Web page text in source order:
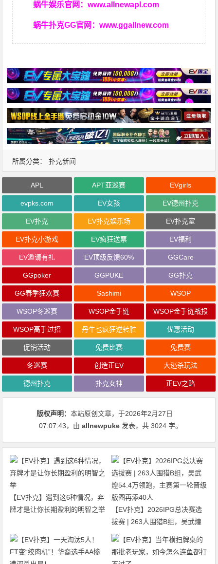
蜗牛娱乐官网：www.allnewapl.com
蜗牛扑克GG官网：www.ggallnew.com
所属分类： 扑克新闻
APL APT亚巡赛 EVgirls
evpks.com EV女孩 EV德州扑克
EV扑克 EV扑克娱乐场 EV扑克室
EV扑克小游戏 EV疯狂送票 EV福利
EV邀请有礼 EV顶级反馈60% GGCare
GGpoker GGPUKE GG扑克
GG春季狂欢赛 Sashimi WSOP
WSOP冬巡赛 WSOP金手链 WSOP金手链战报
WSOP高手过招 丹牛也疯狂逆转胜 优惠活动
促销活动 免费比赛 免费赛
冬巡赛 创造正EV 大逃杀玩法
德州扑克 扑克女神 正EV之路
版权声明：本站原创文章，于2026年2月27日
07:07:43，由allnewpuke 发表，共 3024 字。
【EV扑克】遇到这6种情况，弃
牌才是让你长期盈利的明智之举
【EV扑克】2026IPG总决赛选
拔赛 | 263人围猎B组，吴武煌
54.4万领跑，主赛第一轮晋级版